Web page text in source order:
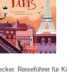
Reiseführer für